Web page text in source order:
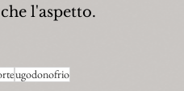
l'aspetto.
ugodonofrio